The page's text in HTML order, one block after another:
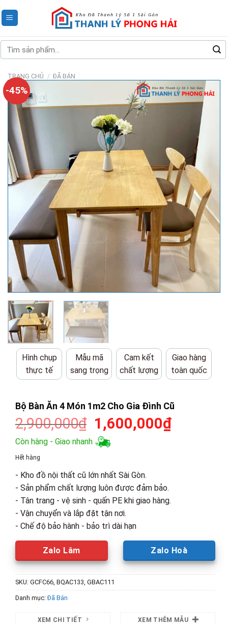
to
Tìm
kiếm:
TRANG CHỦ / ĐÃ BÁN
-45%
Hình chụp
thực tế
Mẫu mã
sang trọng
Cam kết
chất lượng
Giao hàng
toàn quốc
Bộ Bàn Ăn 4 Món 1m2 Cho Gia Đình Cũ
2,900,000₫ Giá
gốc
là:
1,600,000₫Giá
Còn hàng - Giao nhanh
Hết hàng
- Kho đồ nội thất cũ lớn nhất Sài Gòn.
- Sản phẩm chất lượng luôn được đảm bảo.
- Tân trang - vệ sinh - quấn PE khi giao hàng.
- Vận chuyển và lắp đặt tận nơi.
- Chế độ bảo hành - bảo trì dài hạn
Zalo Lâm Zalo Hoà
SKU: GCFC66, BQAC133, GBAC111
Danh mục:Đã Bán
XEM CHI TIẾT XEM THÊM MẪU